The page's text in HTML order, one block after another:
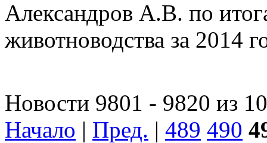
Александров А.В. по
животноводства за 2014
Новости 9801 - 9820 из
Начало | Пред. | 489 490